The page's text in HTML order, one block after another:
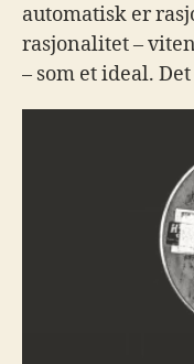
automatisk er
rasjonalitet –
– som et ideal.
Afrika viser oss